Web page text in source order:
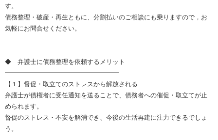
す。
債務整理・破産・再生ともに、分割払いのご相談にも乗りますので，お
気軽にお問合せください。
◆ 弁護士に債務整理を依頼するメリット
━━━━━━━━━━━━━━━━━━
【１】督促・取立てのストレスから解放される
弁護士が債権者に受任通知を送ることで、債務者への催促・取立てが止
められます。
督促のストレス・不安を解消でき、今後の生活再建に注力できるでしょ
う。